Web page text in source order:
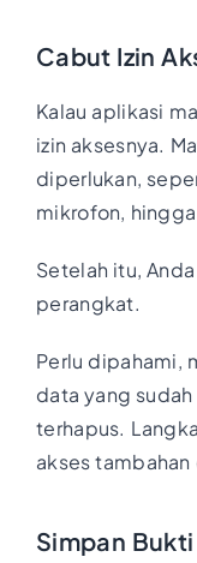
Cabut Izin
Kalau aplikasi
izin aksesnya.
diperlukan,
mikrofon,
Setelah itu,
perangkat.
Perlu dipahami,
data yang
terhapus.
akses
Simpan